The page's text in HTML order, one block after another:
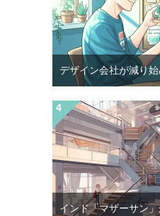
デザイン会社が減り
インド「マザーサン